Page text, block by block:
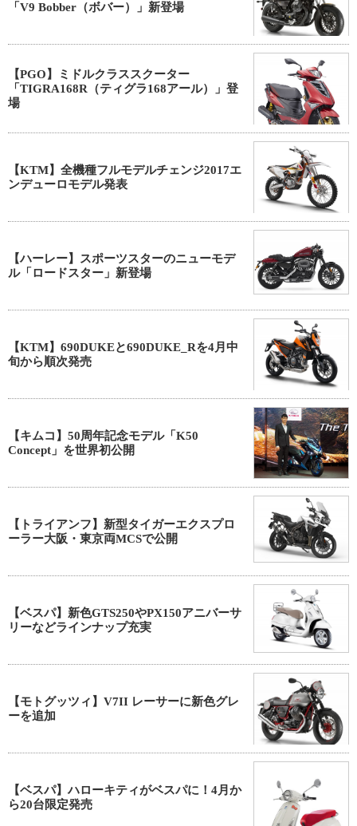
「V9 Bobber（ボバー）」新登場
【PGO】ミドルクラススクーター
「TIGRA168R（ティグラ168アール）」登
場
【KTM】全機種フルモデルチェンジ2017エ
ンデューロモデル発表
【ハーレー】スポーツスターのニューモデ
ル「ロードスター」新登場
【KTM】690DUKEと690DUKE_Rを4月中
旬から順次発売
【キムコ】50周年記念モデル「K50
Concept」を世界初公開
【トライアンフ】新型タイガーエクスプロ
ーラー大阪・東京両MCSで公開
【ベスパ】新色GTS250やPX150アニバーサ
リーなどラインナップ充実
【モトグッツィ】V7II レーサーに新色グレ
ーを追加
【ベスパ】ハローキティがベスパに！4月か
ら20台限定発売